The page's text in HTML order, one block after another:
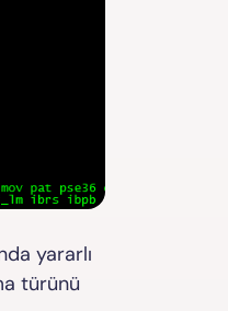
yararlı
türünü